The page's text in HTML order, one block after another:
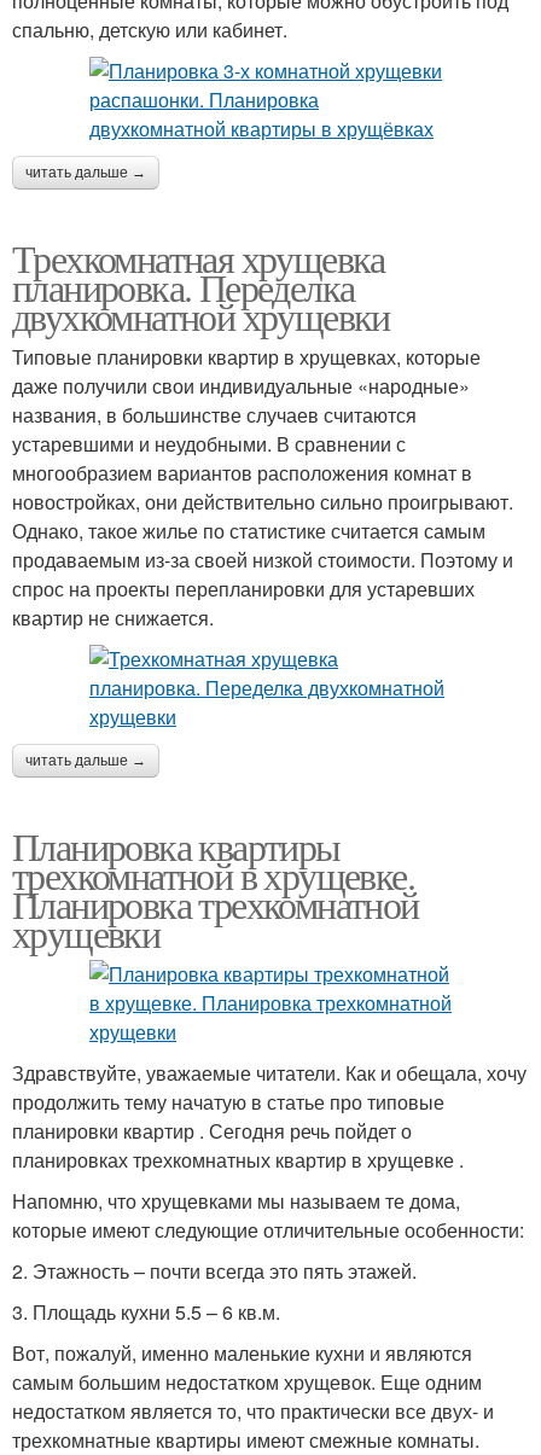
спальню, детскую или кабинет.
читать дальше →
Трехкомнатная хрущевка
планировка. Переделка
двухкомнатной хрущевки
Типовые планировки квартир в хрущевках, которые
даже получили свои индивидуальные «народные»
названия, в большинстве случаев считаются
устаревшими и неудобными. В сравнении с
многообразием вариантов расположения комнат в
новостройках, они действительно сильно проигрывают.
Однако, такое жилье по статистике считается самым
продаваемым из-за своей низкой стоимости. Поэтому и
спрос на проекты перепланировки для устаревших
квартир не снижается.
читать дальше →
Планировка квартиры
трехкомнатной в хрущевке.
Планировка трехкомнатной
хрущевки
Здравствуйте, уважаемые читатели. Как и обещала, хочу
продолжить тему начатую в статье про типовые
планировки квартир . Сегодня речь пойдет о
планировках трехкомнатных квартир в хрущевке .
Напомню, что хрущевками мы называем те дома,
которые имеют следующие отличительные особенности:
2. Этажность – почти всегда это пять этажей.
3. Площадь кухни 5.5 – 6 кв.м.
Вот, пожалуй, именно маленькие кухни и являются
самым большим недостатком хрущевок. Еще одним
недостатком является то, что практически все двух- и
трехкомнатные квартиры имеют смежные комнаты.